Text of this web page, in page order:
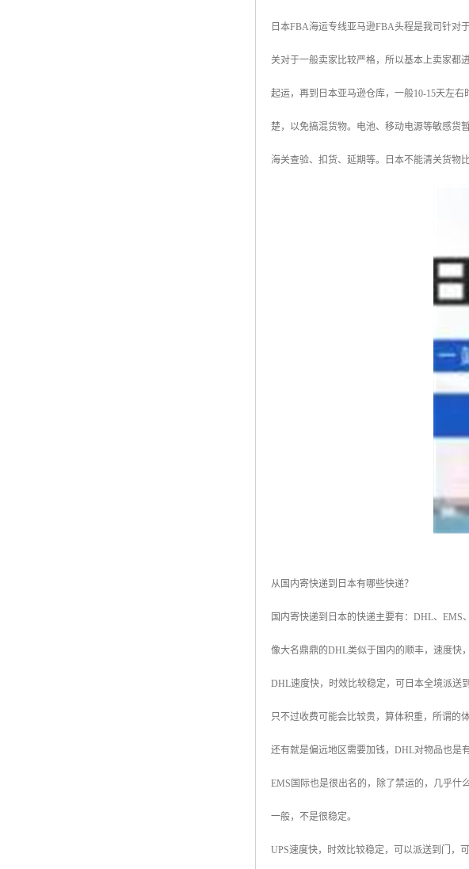
日本FBA海运专线亚马逊FBA头程是我司针对
关对于一般卖家比较严格，所以基本上卖家都
起运，再到日本亚马逊仓库，一般10-15天左
楚，以免搞混货物。电池、移动电源等敏感货
海关查验、扣货、延期等。日本不能清关货物
从国内寄快递到日本有哪些快递？
国内寄快递到日本的快递主要有：DHL、EMS、
像大名鼎鼎的DHL类似于国内的顺丰，速度快
DHL速度快，时效比较稳定，可日本全境派送到
只不过收费可能会比较贵，算体积重，所谓的
还有就是偏远地区需要加钱，DHL对物品也是
EMS国际也是很出名的，除了禁运的，几乎什
一般，不是很稳定。
UPS速度快，时效比较稳定，可以派送到门，